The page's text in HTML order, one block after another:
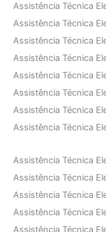
Assistência Técnica
Assistência Técnica
Assistência Técnica
Assistência Técnica
Assistência Técnica
Assistência Técnica
Assistência Técnica
Assistência Técnica
Assistência Técnica
Assistência Técnica
Assistência Técnica
Assistência Técnica
Assistência Técnica